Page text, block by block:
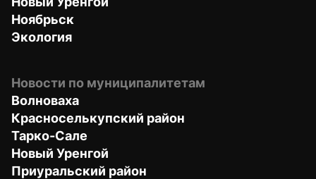
Ноябрьск
Экология
Новости по муниципалитетам
Волноваха
Красноселькупский район
Тарко-Сале
Новый Уренгой
Приуральский район